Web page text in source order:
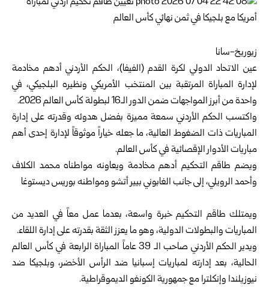
زيوريخ-سانا
عين الاتحاد الدولي لكرة القدم(الفيفا)، الحكم الأردني أدهم مخادمة
لإدارة المباراة المرتقبة بين المنتخب الأمريكي ونظيره البلجيكي، في
واحدة من أبرز المواجهات ضمن الدور الـ16 لبطولة كأس العالم 2026.
واكتسب الحكم الأردني سمعة مميزة بفضل هدوئه وقدرته على إدارة
المباريات ذات الضغوط العالية، ما جعله خياراً موثوقاً لإدارة إحدى أهم
مباريات الأدوار الإقصائية في كأس العالم.
ويضم طاقم التحكيم أدهم مخادمة ويعاونه مواطناه محمد الكلاف
وأحمد الرويلي، إلى جانب الغابوني بيير أتشو ومواطنه بوريس ديستوغا
ويمتلك طاقم التحكيم خبرة واسعة، بعدما عمل معاً في العديد من
المباريات والبطولات الدولية، وهو ما يعزز الثقة بقدرته على إدارة اللقاء.
ويدير الحكم الأردني صاحب الـ 39 عاماً المباراة الرابعة في كأس العالم
الحالية، بعد إدارته لمباريات إسبانيا ضد الرأس الأخضر، وبلجيكا ضد
نيوزيلندا وإنكلترا مع جمهورية الكونغو الديموقراطية.